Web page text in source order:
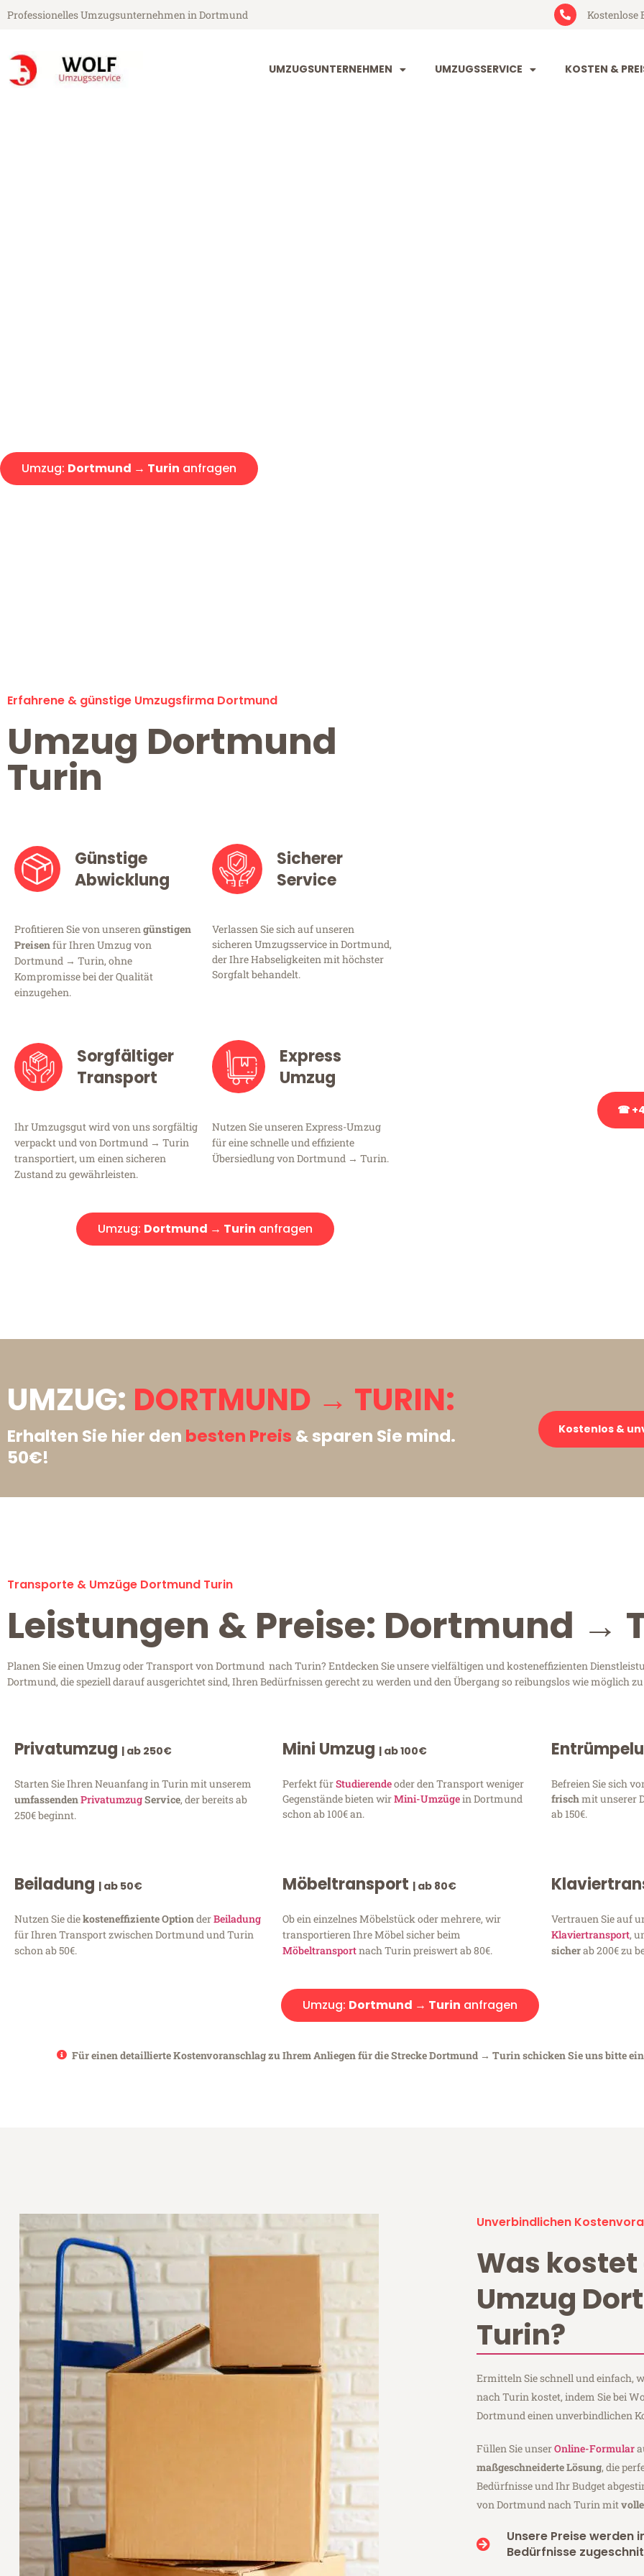
Professionelles Umzugsunternehmen in Dortmund Kostenlose
UMZUGSUNTERNEHMEN UMZUGSSERVICE KOSTEN &
Umzug: Dortmund → Turin anfragen
Erfahrene & günstige Umzugsfirma Dortmund
Umzug Dortmund
Turin
Günstige
Abwicklung
Profitieren Sie von unserengünstigen
Preisenfür Ihren Umzug von
Dortmund → Turin, ohne
Kompromisse bei der Qualität
einzugehen.
Sicherer
Service
Verlassen Sie sich auf unseren
sicheren Umzugsservice in Dortmund,
der Ihre Habseligkeiten mit höchster
Sorgfalt behandelt.
Sorgfältiger
Transport
Ihr Umzugsgut wird von uns sorgfältig
verpackt und von Dortmund → Turin
transportiert, um einen sicheren
Zustand zu gewährleisten.
Express
Umzug
Nutzen Sie unseren Express-Umzug
für eine schnelle und effiziente
Übersiedlung von Dortmund → Turin.
Umzug: Dortmund → Turin anfragen
☎
UMZUG: DORTMUND → TURIN:
Erhalten Sie hier den besten Preis & sparen Sie mind.
50€!
Kostenlos &
Transporte & Umzüge Dortmund Turin
Leistungen & Preise: Dortmund →
Planen Sie einen Umzug oder Transport von Dortmund nach Turin? Entdecken Sie unsere vielfältigen und kosteneffizienten
Dortmund, die speziell darauf ausgerichtet sind, Ihren Bedürfnissen gerecht zu werden und den Übergang so reibungslos wie möglich
Privatumzug | ab 250€
Starten Sie Ihren Neuanfang in Turin mit unserem
umfassendenPrivatumzugService, der bereits ab
250€ beginnt.
Mini Umzug | ab 100€
Perfekt fürStudierendeoder den Transport weniger
Gegenstände bieten wirMini-Umzügein Dortmund
schon ab 100€ an.
Befreien Sie sich
frischmit unserer
ab 150€.
Beiladung | ab 50€
Nutzen Sie diekosteneffiziente OptionderBeiladung
für Ihren Transport zwischen Dortmund und Turin
schon ab 50€.
Möbeltransport | ab 80€
Ob ein einzelnes Möbelstück oder mehrere, wir
transportieren Ihre Möbel sicher beim
Möbeltransportnach Turin preiswert ab 80€.
Vertrauen Sie auf
Klaviertransport,
sicherab 200€ zu
Umzug: Dortmund → Turin anfragen
Für einen detaillierte Kostenvoranschlag zu Ihrem Anliegen für die Strecke Dortmund → Turin schicken Sie uns bitte
Unverbindlichen
Was kostet
Umzug
Turin?
Ermitteln Sie schnell und einfach,
nach Turin kostet, indem Sie bei
Dortmund einen unverbindlichen
Füllen Sie unserOnline-Formular
maßgeschneiderte Lösung, die
Bedürfnisse und Ihr Budget
von Dortmund nach Turin mit
Unsere Preise werden
Bedürfnisse